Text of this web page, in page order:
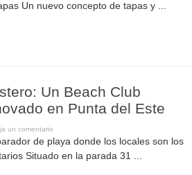
Un nuevo concepto de tapas y ...
Un Beach Club
en Punta del Este
un comentario
de playa donde los locales son los
Situado en la parada 31 ...